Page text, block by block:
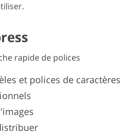
rapide de polices
et polices de caractères